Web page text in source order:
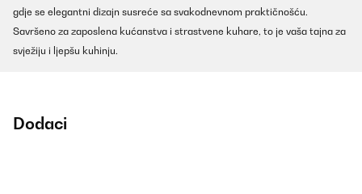
gdje se elegantni dizajn susreće sa svakodnevnom praktičnošću.
Savršeno za zaposlena kućanstva i strastvene kuhare, to je vaša tajna za
svježiju i ljepšu kuhinju.
Dodaci